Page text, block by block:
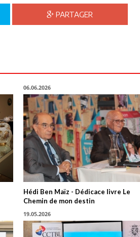
PARTAGER
06.06.2026
Hédi Ben Maïz - Dédicace livre Le
Chemin de mon destin
19.05.2026